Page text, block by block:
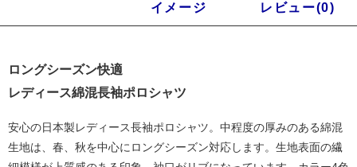
イメージ レビュー(0)
ロングシーズン快適
レディース綿混長袖ポロシャツ
安心の日本製レディース長袖ポロシャツ。中程度の厚みのある綿混
生地は、春、秋を中心にロングシーズン対応します。生地表面の繊